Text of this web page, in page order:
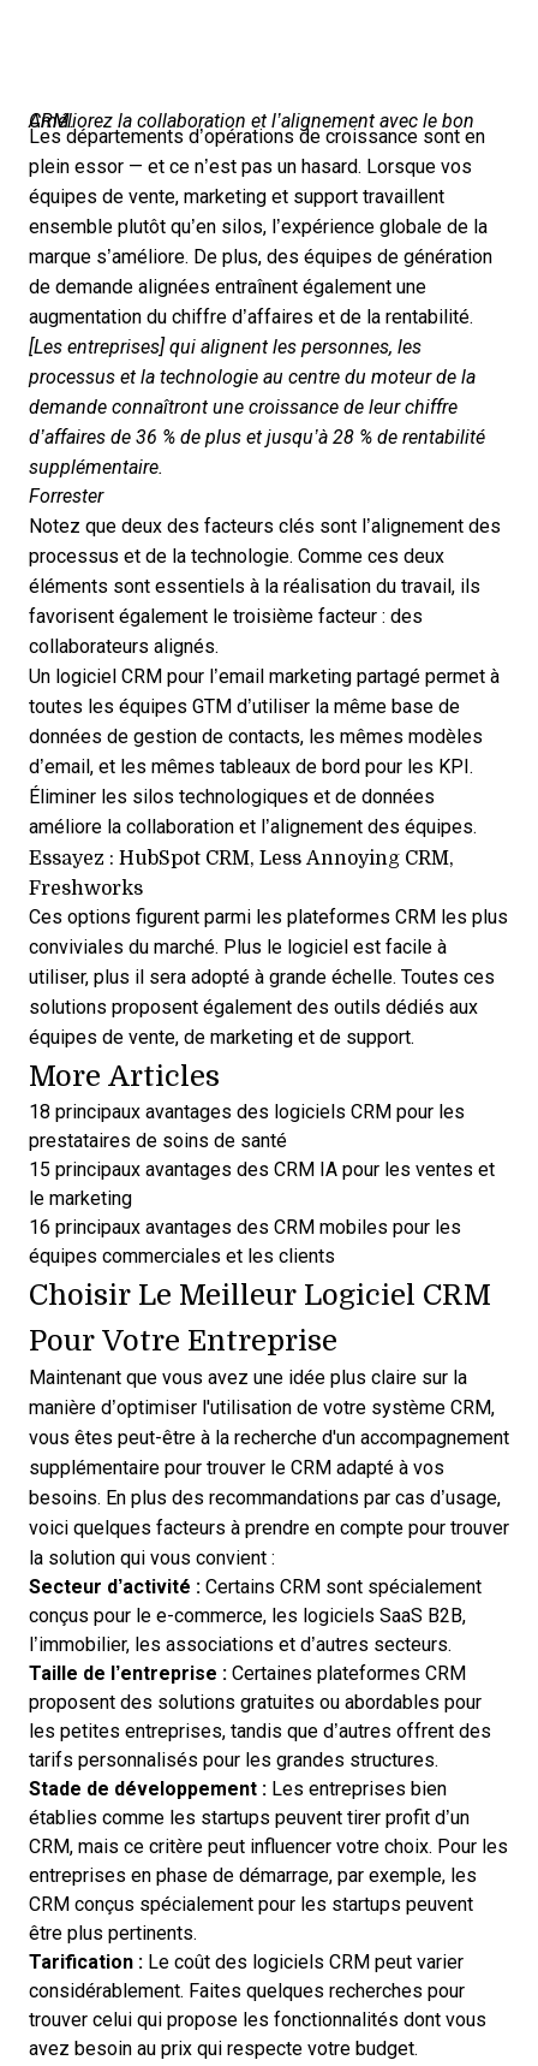
Améliorez la collaboration et l’alignement avec le bon CRM.
Les départements d’opérations de croissance sont en
plein essor — et ce n’est pas un hasard. Lorsque vos
équipes de vente, marketing et support travaillent
ensemble plutôt qu’en silos, l’expérience globale de la
marque s’améliore. De plus, des équipes de génération
de demande alignées entraînent également une
augmentation du chiffre d’affaires et de la rentabilité.
[Les entreprises] qui alignent les personnes, les
processus et la technologie au centre du moteur de la
demande connaîtront une croissance de leur chiffre
d’affaires de 36 % de plus et jusqu’à 28 % de rentabilité
supplémentaire.
Forrester
Notez que deux des facteurs clés sont l’alignement des
processus et de la technologie. Comme ces deux
éléments sont essentiels à la réalisation du travail, ils
favorisent également le troisième facteur : des
collaborateurs alignés.
Un logiciel CRM pour l’email marketing partagé permet à
toutes les équipes GTM d’utiliser la même base de
données de gestion de contacts, les mêmes modèles
d’email, et les mêmes tableaux de bord pour les KPI.
Éliminer les silos technologiques et de données
améliore la collaboration et l’alignement des équipes.
Essayez : HubSpot CRM, Less Annoying CRM,
Freshworks
Ces options figurent parmi les plateformes CRM les plus
conviviales du marché. Plus le logiciel est facile à
utiliser, plus il sera adopté à grande échelle. Toutes ces
solutions proposent également des outils dédiés aux
équipes de vente, de marketing et de support.
More Articles
18 principaux avantages des logiciels CRM pour les
prestataires de soins de santé
15 principaux avantages des CRM IA pour les ventes et
le marketing
16 principaux avantages des CRM mobiles pour les
équipes commerciales et les clients
Choisir Le Meilleur Logiciel CRM
Pour Votre Entreprise
Maintenant que vous avez une idée plus claire sur la
manière d’optimiser l'utilisation de votre système CRM,
vous êtes peut-être à la recherche d'un accompagnement
supplémentaire pour trouver le CRM adapté à vos
besoins. En plus des recommandations par cas d’usage,
voici quelques facteurs à prendre en compte pour trouver
la solution qui vous convient :
Secteur d’activité : Certains CRM sont spécialement
conçus pour le e-commerce, les logiciels SaaS B2B,
l’immobilier, les associations et d’autres secteurs.
Taille de l’entreprise : Certaines plateformes CRM
proposent des solutions gratuites ou abordables pour
les petites entreprises, tandis que d’autres offrent des
tarifs personnalisés pour les grandes structures.
Stade de développement : Les entreprises bien
établies comme les startups peuvent tirer profit d’un
CRM, mais ce critère peut influencer votre choix. Pour les
entreprises en phase de démarrage, par exemple, les
CRM conçus spécialement pour les startups peuvent
être plus pertinents.
Tarification : Le coût des logiciels CRM peut varier
considérablement. Faites quelques recherches pour
trouver celui qui propose les fonctionnalités dont vous
avez besoin au prix qui respecte votre budget.